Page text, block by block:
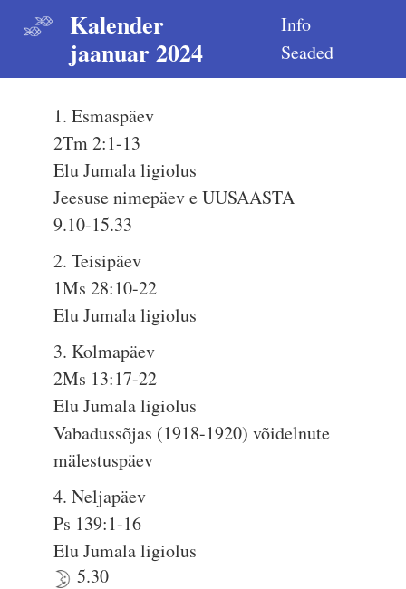
Kalender
jaanuar 2024
Info
Seaded
1. Esmaspäev
2Tm 2:1-13
Elu Jumala ligiolus
Jeesuse nimepäev e UUSAASTA
9.10-15.33
2. Teisipäev
1Ms 28:10-22
Elu Jumala ligiolus
3. Kolmapäev
2Ms 13:17-22
Elu Jumala ligiolus
Vabadussõjas (1918-1920) võidelnute
mälestuspäev
4. Neljapäev
Ps 139:1-16
Elu Jumala ligiolus
5.30